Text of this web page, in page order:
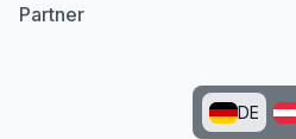
Partner
DE